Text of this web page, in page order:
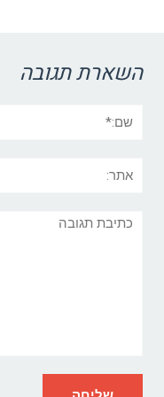
השארת תגובה